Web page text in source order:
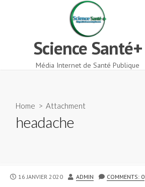
Science Santé+
Média Internet de Santé Publique
Home > Attachment
headache
PUBLISHED
16 JANVIER 2020 AUTHOR
ADMIN COMMENTS: 0